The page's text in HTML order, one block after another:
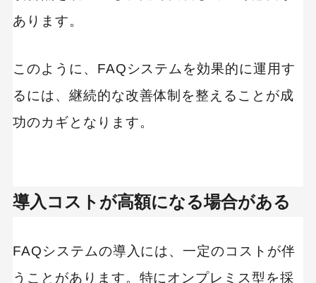
あります。
このように、FAQシステムを効果的に運用す
るには、継続的な改善体制を整えることが成
功のカギとなります。
導入コストが高額になる場合がある
FAQシステムの導入には、一定のコストが伴
うことがあります。特にオンプレミス型を採